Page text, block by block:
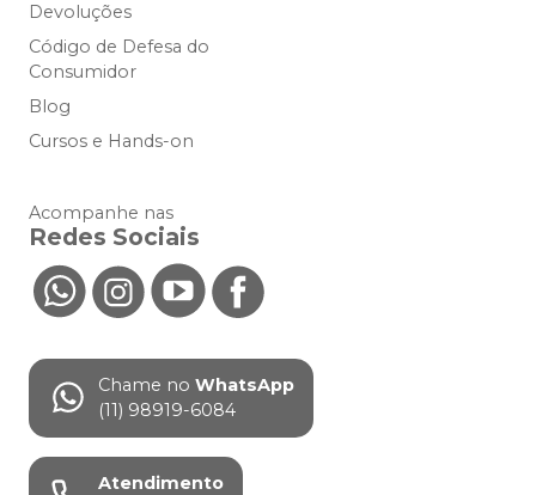
Devoluções
Código de Defesa do
Consumidor
Blog
Cursos e Hands-on
Acompanhe nas
Redes Sociais
Chame no WhatsApp
(11) 98919-6084
Atendimento